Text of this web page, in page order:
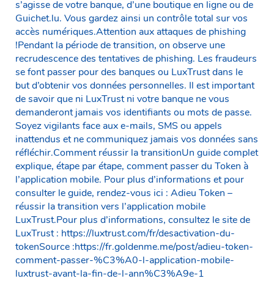
s’agisse de votre banque, d’une boutique en ligne ou de
Guichet.lu. Vous gardez ainsi un contrôle total sur vos
accès numériques.Attention aux attaques de phishing
!Pendant la période de transition, on observe une
recrudescence des tentatives de phishing. Les fraudeurs
se font passer pour des banques ou LuxTrust dans le
but d’obtenir vos données personnelles. Il est important
de savoir que ni LuxTrust ni votre banque ne vous
demanderont jamais vos identifiants ou mots de passe.
Soyez vigilants face aux e-mails, SMS ou appels
inattendus et ne communiquez jamais vos données sans
réfléchir.Comment réussir la transitionUn guide complet
explique, étape par étape, comment passer du Token à
l’application mobile. Pour plus d’informations et pour
consulter le guide, rendez-vous ici : Adieu Token –
réussir la transition vers l’application mobile
LuxTrust.Pour plus d’informations, consultez le site de
LuxTrust : https://luxtrust.com/fr/desactivation-du-
tokenSource :https://fr.goldenme.me/post/adieu-token-
comment-passer-%C3%A0-l-application-mobile-
luxtrust-avant-la-fin-de-l-ann%C3%A9e-1